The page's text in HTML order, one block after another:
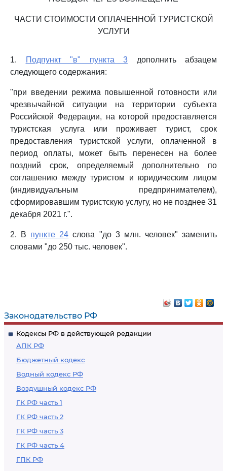
Законодательство РФ
Кодексы РФ в действующей редакции
АПК РФ
Бюджетный кодекс
Водный кодекс РФ
Воздушный кодекс РФ
ГК РФ часть 1
ГК РФ часть 2
ГК РФ часть 3
ГК РФ часть 4
ГПК РФ
ЧАСТИ СТОИМОСТИ ОПЛАЧЕННОЙ ТУРИСТСКОЙ
УСЛУГИ
1. Подпункт "в" пункта 3 дополнить абзацем
следующего содержания:
"при введении режима повышенной готовности или
чрезвычайной ситуации на территории субъекта
Российской Федерации, на которой предоставляется
туристская услуга или проживает турист, срок
предоставления туристской услуги, оплаченной в
период оплаты, может быть перенесен на более
поздний срок, определяемый дополнительно по
соглашению между туристом и юридическим лицом
(индивидуальным предпринимателем),
сформировавшим туристскую услугу, но не позднее 31
декабря 2021 г.".
2. В пункте 24 слова "до 3 млн. человек" заменить
словами "до 250 тыс. человек".